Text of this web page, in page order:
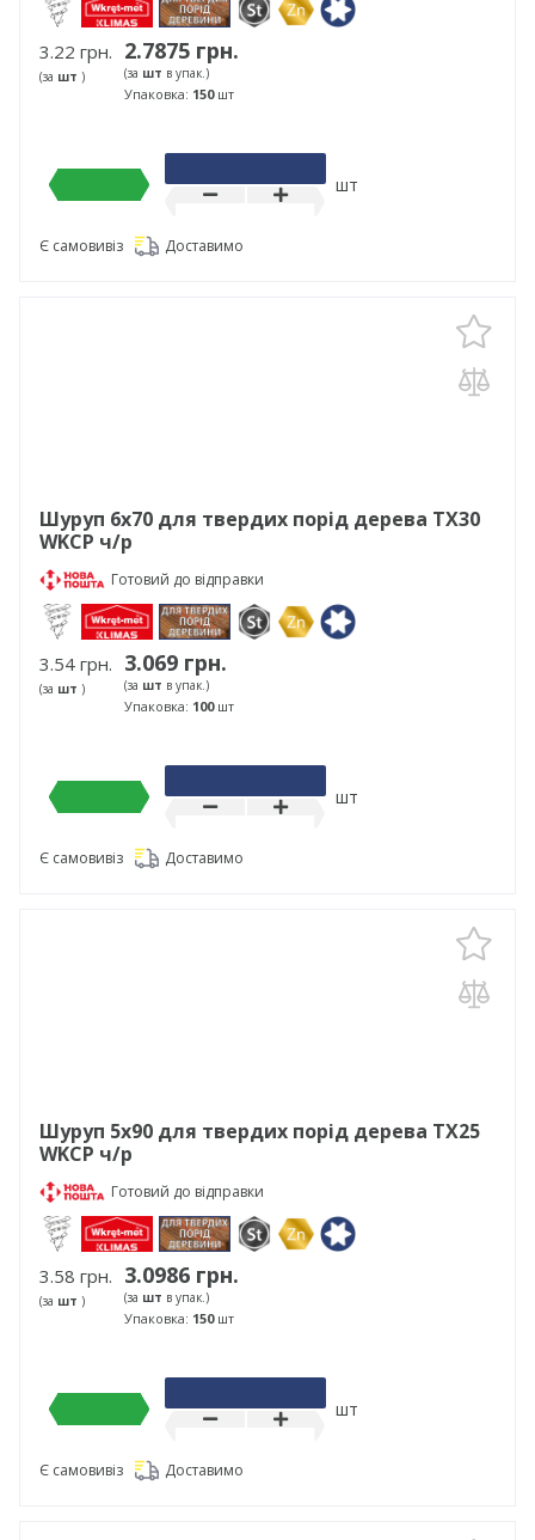
3.22 грн.
(за шт )
2.7875 грн.
(за шт в упак.)
Упаковка: 150шт
шт
Є самовивіз Доставимо
Шуруп 6х70 для твердих порід дерева TX30
WKCP ч/р
Готовий до відправки
3.54 грн.
(за шт )
3.069 грн.
(за шт в упак.)
Упаковка: 100шт
шт
Є самовивіз Доставимо
Шуруп 5х90 для твердих порід дерева TX25
WKCP ч/р
Готовий до відправки
3.58 грн.
(за шт )
3.0986 грн.
(за шт в упак.)
Упаковка: 150шт
шт
Є самовивіз Доставимо